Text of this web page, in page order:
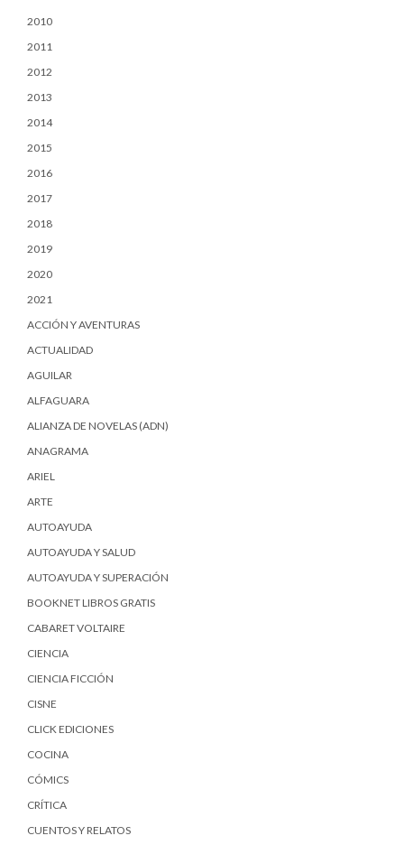
2010
2011
2012
2013
2014
2015
2016
2017
2018
2019
2020
2021
ACCIÓN Y AVENTURAS
ACTUALIDAD
AGUILAR
ALFAGUARA
ALIANZA DE NOVELAS (ADN)
ANAGRAMA
ARIEL
ARTE
AUTOAYUDA
AUTOAYUDA Y SALUD
AUTOAYUDA Y SUPERACIÓN
BOOKNET LIBROS GRATIS
CABARET VOLTAIRE
CIENCIA
CIENCIA FICCIÓN
CISNE
CLICK EDICIONES
COCINA
CÓMICS
CRÍTICA
CUENTOS Y RELATOS